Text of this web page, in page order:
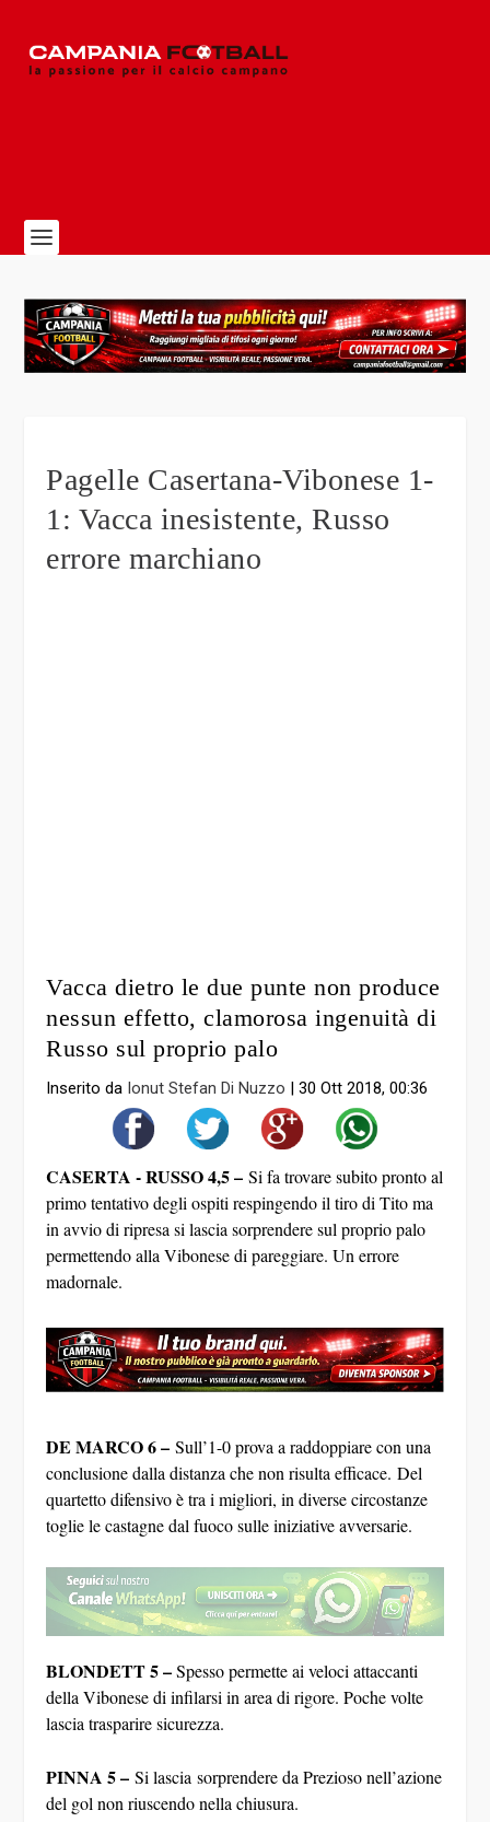
Pagelle Casertana-Vibonese 1-
1: Vacca inesistente, Russo
errore marchiano
Vacca dietro le due punte non produce
nessun effetto, clamorosa ingenuità di
Russo sul proprio palo
Inserito da Ionut Stefan Di Nuzzo |30 Ott 2018, 00:36
CASERTA -RUSSO 4,5 – Si fa trovare subito pronto al
primo tentativo degli ospiti respingendo il tiro di Tito ma
in avvio di ripresa si lascia sorprendere sul proprio palo
permettendo alla Vibonese di pareggiare. Un errore
madornale.
DE MARCO 6 – Sull’1-0 prova a raddoppiare con una
conclusione dalla distanza che non risulta efficace. Del
quartetto difensivo è tra i migliori, in diverse circostanze
toglie le castagne dal fuoco sulle iniziative avversarie.
BLONDETT 5 – Spesso permette ai veloci attaccanti
della Vibonese di infilarsi in area di rigore. Poche volte
lascia trasparire sicurezza.
PINNA 5 – Si lascia sorprendere da Prezioso nell’azione
del gol non riuscendo nella chiusura.